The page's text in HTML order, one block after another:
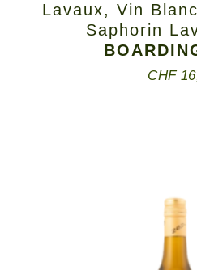
Lavaux, Vin Blanc
Saphorin
CHF